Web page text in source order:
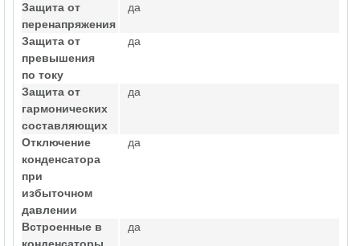
Защита от
перенапряжения
да
Защита от
превышения
по току
да
Защита от
гармонических
составляющих
да
Отключение
конденсатора
при
избыточном
давлении
да
Встроенные в
да